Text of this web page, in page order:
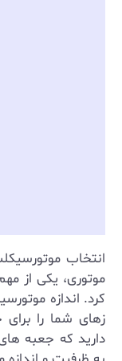
انتخاب
موتوری، یکی از
کرد. اندازه
زهای شما را برای
دارید که جعبه‌